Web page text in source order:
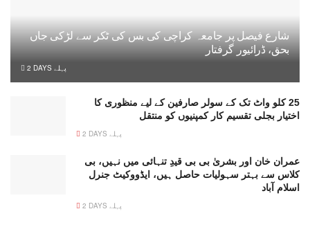
شارع فیصل پر جامعہ کراچی کی بس کی ٹکر سے لڑکی جاں
بحق، ڈرائیور گرفتار
2 DAYS پہلے
25 کلو واٹ تک کے سولر صارفین کے لیے منظوری کا
اختیار بجلی تقسیم کار کمپنیوں کو منتقل
2 DAYS پہلے
عمران خان اور بشریٰ بی بی قیدِ تنہائی میں نہیں، بی
کلاس سے بہتر سہولیات حاصل ہیں، ایڈووکیٹ جنرل
اسلام آباد
2 DAYS پہلے